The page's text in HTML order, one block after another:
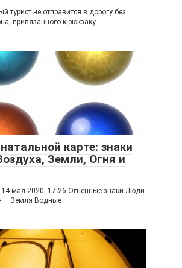
турист не отправится в дорогу без
привязанного к рюкзаку.
карте: знаки
Земли, Огня и
мая 2020, 17:26 Огненные знаки Люди
– Земля Водные